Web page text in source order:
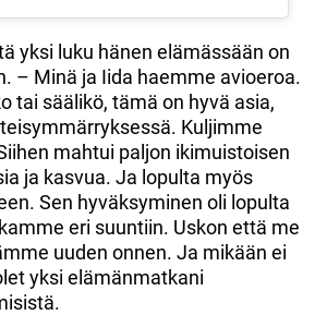
yksi luku hänen elämässään on
– Minä ja Iida haemme avioeroa.
tai säälikö, tämä on hyvä asia,
Kuljimme
mahtui paljon ikimuistoisen
ja kasvua. Ja lopulta myös
Sen hyväksyminen oli lopulta
eri suuntiin. Uskon että me
uuden onnen. Ja mikään ei
yksi elämänmatkani